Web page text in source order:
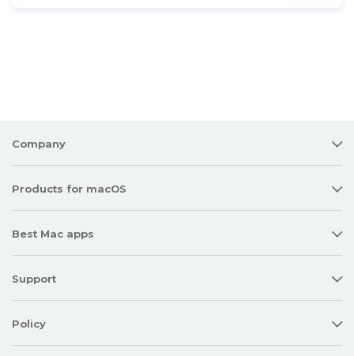
Company
Products for macOS
Best Mac apps
Support
Policy